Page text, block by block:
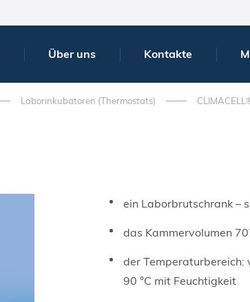
Über uns Kontakte
Laborinkubatoren (Thermostats)
ein Laborbrutschrank –
das Kammervolumen
der Temperaturbereich:
90 °C mit Feuchtigkeit